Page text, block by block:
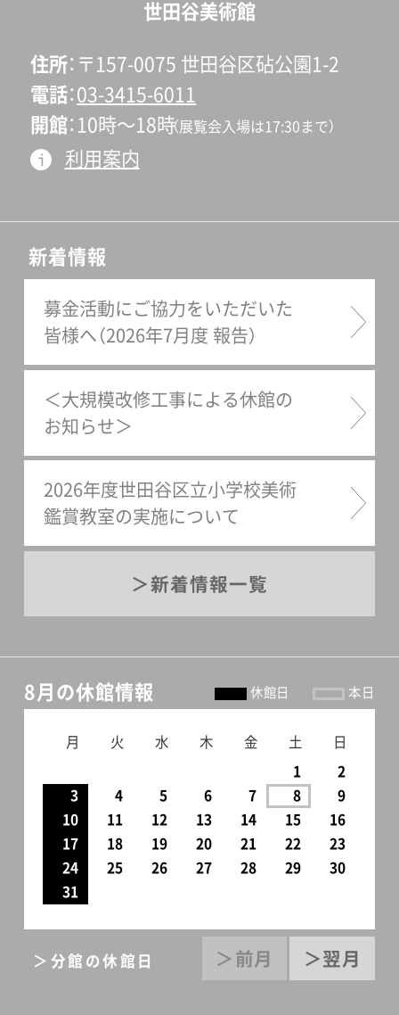
ット9. 心のなかをのぞいた
ら10. グギングの画家たち
作家解説作品リスト奥付編
集・執筆：遠藤望、加藤絢デザ
イン：馬面俊之制作：リーヴル
発行日：2013年9月14日発行：
Museum ©2013
課長）「アンリ・ルソーから始
まる 素朴派とアウトサイダ
作家でシベリアを描いた画
家・久永強の次女の鶴和美さ
んにお話を伺いました。「アン
派とアウトサイダーズの世
11月10日（日）※セタビ
Podcastingについて
世田谷美術館
住所 〒157-0075 世田谷区砧公園1-2
電話 03-3415-6011
開館 10時〜18時（展覧会入場は17:30まで）
利用案内
新着情報
募金活動にご協力をいただいた
皆様へ（2026年7月度 報告）
＜大規模改修工事による休館の
お知らせ＞
2026年度世田谷区立小学校美術
鑑賞教室の実施について
新着情報一覧
8月の休館情報 休館日 本日
月 火 水 木 金 土 日
1
2
3
4 5 6 7 8
9
10
11 12 13 14 15
16
17
18 19 20 21 22
23
24
25 26 27 28 29
30
31
＞前月 ＞翌月
＞分館の休館日